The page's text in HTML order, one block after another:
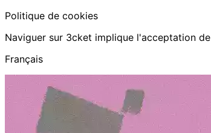
Politique de cookies
Naviguer sur 3cket implique l'acceptation de
Français